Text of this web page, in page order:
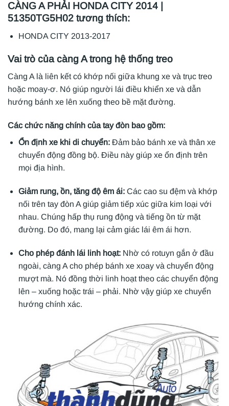
CÀNG A PHẢI HONDA CITY 2014 |
51350TG5H02 tương thích:
HONDA CITY 2013-2017
Vai trò của càng A trong hệ thống treo
Càng A là liên kết có khớp nối giữa khung xe và trục treo
hoặc moay-ơ. Nó giúp người lái điều khiển xe và dẫn
hướng bánh xe lên xuống theo bề mặt đường.
Các chức năng chính của tay đòn bao gồm:
Ổn định xe khi di chuyển: Đảm bảo bánh xe và thân xe
chuyển động đồng bộ. Điều này giúp xe ổn định trên
mọi địa hình.
Giảm rung, ồn, tăng độ êm ái: Các cao su đệm và khớp
nối trên tay đòn A giúp giảm tiếp xúc giữa kim loại với
nhau. Chúng hấp thụ rung động và tiếng ồn từ mặt
đường. Do đó, mang lại cảm giác lái êm ái hơn.
Cho phép đánh lái linh hoạt: Nhờ có rotuyn gắn ở đầu
ngoài, càng A cho phép bánh xe xoay và chuyển động
mượt mà. Nó đồng thời linh hoạt theo các chuyển động
lên – xuống hoặc trái – phải. Nhờ vậy giúp xe chuyển
hướng chính xác.